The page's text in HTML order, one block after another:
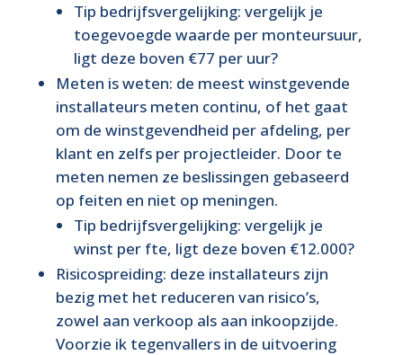
Tip bedrijfsvergelijking: vergelijk je
toegevoegde waarde per monteursuur,
ligt deze boven €77 per uur?
Meten is weten: de meest winstgevende
installateurs meten continu, of het gaat
om de winstgevendheid per afdeling, per
klant en zelfs per projectleider. Door te
meten nemen ze beslissingen gebaseerd
op feiten en niet op meningen.
Tip bedrijfsvergelijking: vergelijk je
winst per fte, ligt deze boven €12.000?
Risicospreiding: deze installateurs zijn
bezig met het reduceren van risico’s,
zowel aan verkoop als aan inkoopzijde.
Voorzie ik tegenvallers in de uitvoering